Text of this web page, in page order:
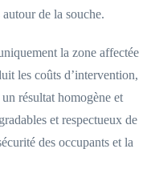
de la souche.
la zone affectée
les coûts d’intervention,
résultat homogène et
et respectueux de
des occupants et la